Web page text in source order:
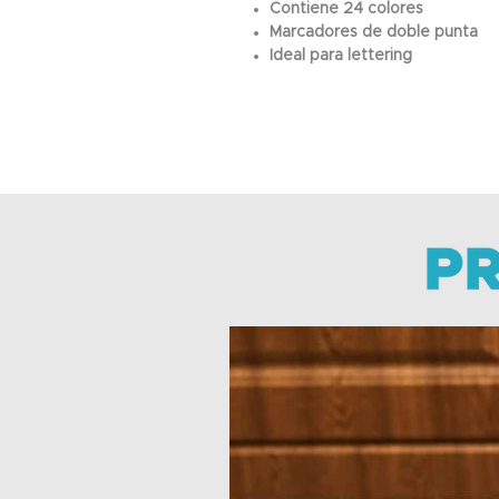
Contiene 24 colores
Marcadores de doble punta
Ideal para lettering